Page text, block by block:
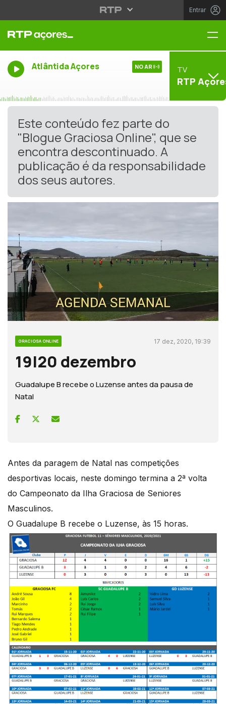
Entrar
Atlântida Açores NO AR TV
RTP
Este conteúdo fez parte do
"Blogue Graciosa Online", que se
encontra descontinuado. A
publicação é da responsabilidade
dos seus autores.
GRACIOSA ONLINE 17 dez, 2020, 19:39
19|20 dezembro
Guadalupe B recebe o Luzense antes da pausa de
Natal
Antes da paragem de Natal nas competições
desportivas locais, neste domingo termina a 2ª volta
do Campeonato da Ilha Graciosa de Seniores
Masculinos.
O Guadalupe B recebe o Luzense, às 15 horas.